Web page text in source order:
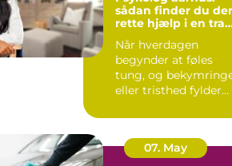
sådan finder du
rette hjælp i en
Når hverdagen
begynder at føles
tung, og
eller tristhed fylder
kan en p...
07. May